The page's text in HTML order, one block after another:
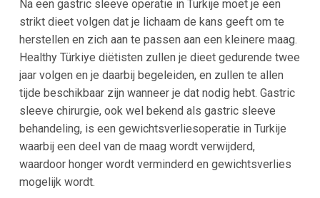
Na een gastric sleeve operatie in Turkije moet je een
strikt dieet volgen dat je lichaam de kans geeft om te
herstellen en zich aan te passen aan een kleinere maag.
Healthy Türkiye diëtisten zullen je dieet gedurende twee
jaar volgen en je daarbij begeleiden, en zullen te allen
tijde beschikbaar zijn wanneer je dat nodig hebt. Gastric
sleeve chirurgie, ook wel bekend als gastric sleeve
behandeling, is een gewichtsverliesoperatie in Turkije
waarbij een deel van de maag wordt verwijderd,
waardoor honger wordt verminderd en gewichtsverlies
mogelijk wordt.